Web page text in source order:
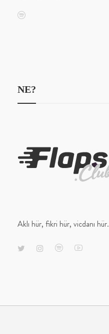
NE?
Aklı hür, fikri hür, vicdanı hür.